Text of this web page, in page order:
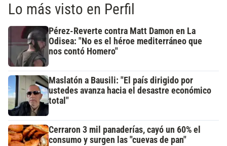
Lo más visto en Perfil
Pérez-Reverte contra Matt Damon en La
Odisea: "No es el héroe mediterráneo que
nos contó Homero"
Maslatón a Bausili: "El país dirigido por
ustedes avanza hacia el desastre económico
total"
Cerraron 3 mil panaderías, cayó un 60% el
consumo y surgen las "cuevas de pan"